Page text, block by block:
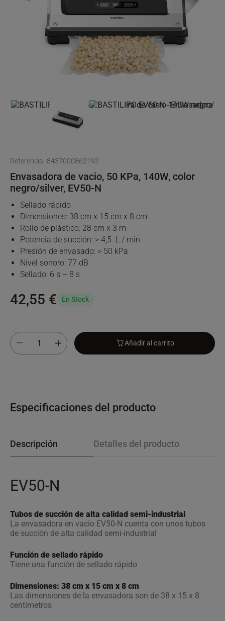
Referencia: 8437000862192
Envasadora de vacio, 50 KPa, 140W, color
negro/silver, EV50-N
Sellado rápido
Dimensiones: 38 cm x 15 cm x 8 cm
Rollo de plástico: 28 cm x 3 m
Potencia de succión: > 4,5 L / min
Presión de envasado: > 50 kPa
Nivel sonoro: 77 dB
Sellado: 6 s – 8 s
En Stock
42,55 €
Añadir al carrito
Especificaciones del producto
Descripción Detalles del producto
EV50-N
Tubos de succión de alta calidad semi-industrial
La envasadora en vacío EV50-N cuenta con unos tubos
de succión de alta calidad semi-industrial
Función de sellado rápido
Tiene una función de sellado rápido
Dimensiones: 38 cm x 15 cm x 8 cm
Las dimensiones de la envasadora son de 38 x 15 x 8
centímetros